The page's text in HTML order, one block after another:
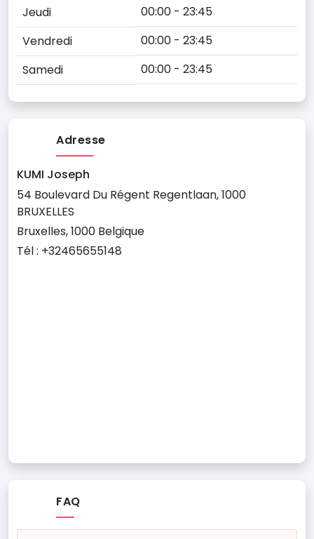
Jeudi
00:00 - 23:45
Vendredi
00:00 - 23:45
Samedi
00:00 - 23:45
Adresse
KUMI Joseph
54 Boulevard Du Régent Regentlaan, 1000
BRUXELLES
Bruxelles, 1000 Belgique
Tél : +32465655148
FAQ